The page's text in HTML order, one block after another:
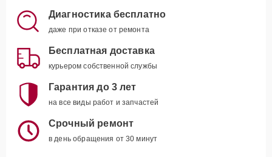
Диагностика бесплатно
даже при отказе от ремонта
Бесплатная доставка
курьером собственной службы
Гарантия до 3 лет
на все виды работ и запчастей
Срочный ремонт
в день обращения от 30 минут